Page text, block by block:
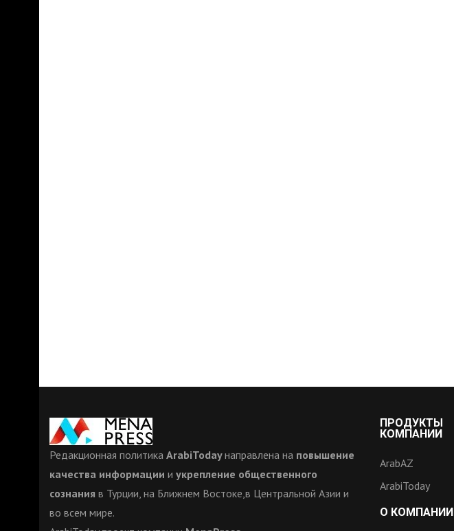
Редакционная политика ArabiTodayнаправлена на повышение
качества информации и укрепление общественного
сознания в Турции, на Ближнем Востоке,в Центральной Азии и
во всем мире.
ПРОДУКТЫ
КОМПАНИИ
ArabAZ
ArabiToday
О КОМПАНИИ